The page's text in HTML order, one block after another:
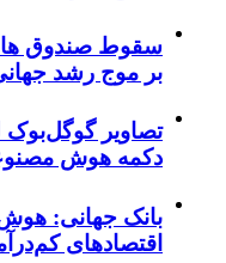
سقوط صندوق های
بر موج رشد
تصاویر گوگل‌بوک
دکمه هوش
بانک جهانی:
اقتصادهای